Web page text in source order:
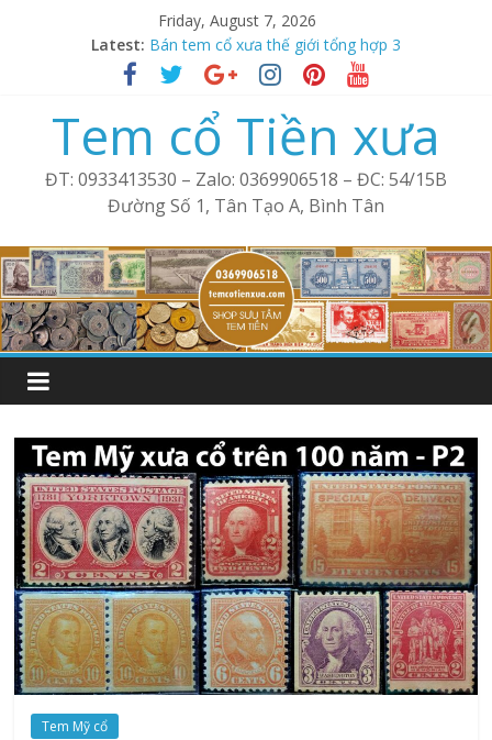
Friday, August 7, 2026
Latest: Tem xưa thế giới tổng hợp 2
Bán tem cổ xưa thế giới tổng hợp 3
Bán tem xưa cổ thế giới tổng hợp 4
Phong bì Mỹ cổ – Tem xưa
Tem cổ thế giới tổng hợp 1
Tem cổ Tiền xưa
ĐT: 0933413530 – Zalo: 0369906518 – ĐC: 54/15B
Đường Số 1, Tân Tạo A, Bình Tân
Tem Mỹ cổ